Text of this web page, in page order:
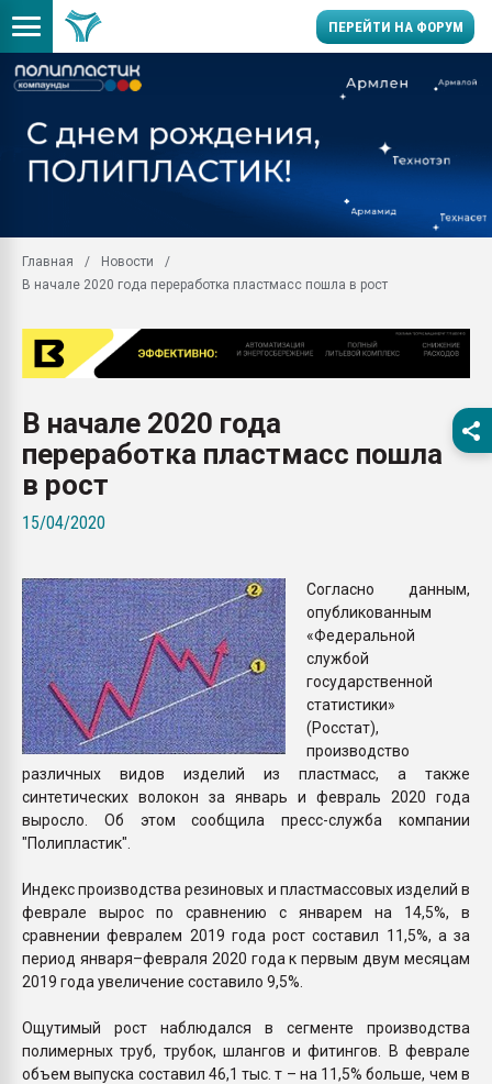
ПЕРЕЙТИ НА ФОРУМ
заводу пластмасс"
Подмосковье, Москва
28.07.2026
28.07.2026
ПЕРЕЙТИ НА
Главная
Новости
В начале 2020 года переработка пластмасс пошла в рост
В начале 2020 года
переработка пластмасс пошла
в рост
15/04/2020
Согласно данным,
опубликованным
«Федеральной
службой
государственной
статистики»
(Росстат),
производство
различных видов изделий из пластмасс, а также
синтетических волокон за январь и февраль 2020 года
выросло. Об этом сообщила пресс-служба компании
"Полипластик".
Индекс производства резиновых и пластмассовых изделий в
феврале вырос по сравнению с январем на 14,5%, в
сравнении февралем 2019 года рост составил 11,5%, а за
период января–февраля 2020 года к первым двум месяцам
2019 года увеличение составило 9,5%.
Ощутимый рост наблюдался в сегменте производства
полимерных труб, трубок, шлангов и фитингов. В феврале
объем выпуска составил 46,1 тыс. т – на 11,5% больше, чем в